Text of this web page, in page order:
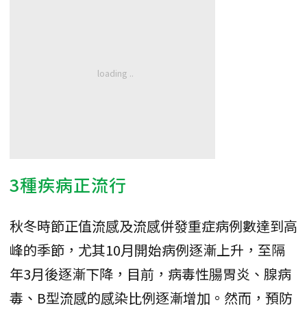
3種疾病正流行
秋冬時節正值流感及流感併發重症病例數達到高
峰的季節，尤其10月開始病例逐漸上升，至隔
年3月後逐漸下降，目前，病毒性腸胃炎、腺病
毒、B型流感的感染比例逐漸增加。然而，預防